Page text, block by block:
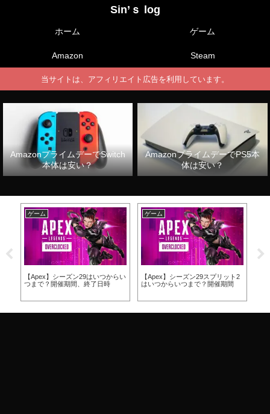
Sin’ｓ log
ホーム ゲーム
Amazon Steam
当サイトは、アフィリエイト広告を利用しています。
AmazonプライムデーでSwitch
本体は安い？
AmazonプライムデーでPS5本
体は安い？
ゲーム
【Apex】シーズン29はいつからい
つまで？開催期間、終了日時
ゲーム
【Apex】シーズン29スプリット2
はいつからいつまで？開催期間